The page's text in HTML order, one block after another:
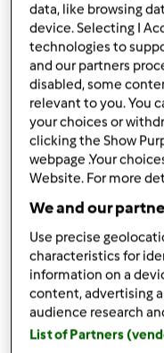
Accessori
Spatola
acquista
acquista
data, like browsing
device. Selecting I
technologies to
and our partners
disabled, some
relevant to you. You
your choices or
clicking the Show
webpage .Your
Website. For more
We and our
Use precise
characteristics for
information on a
content, advertising
audience research
List of Partners